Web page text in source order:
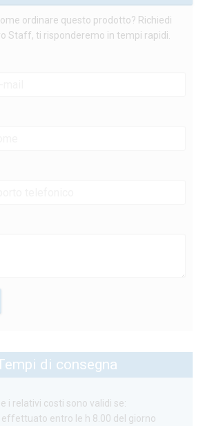
ordinare questo prodotto? Richiedi
Staff, ti risponderemo in tempi rapidi.
di consegna
i relativi costi sono validi se:
effettuato entro le h 8.00 del giorno